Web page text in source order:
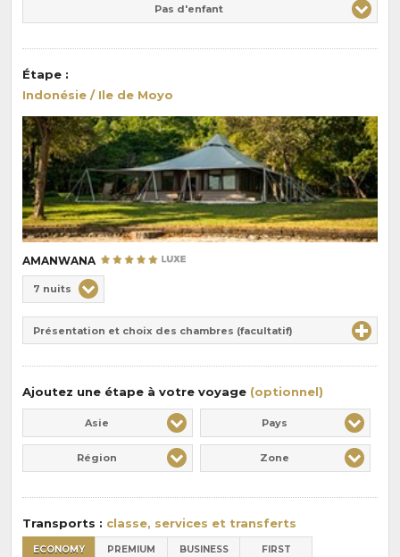
Pas d'enfant
Étape :
Indonésie / Ile de Moyo
AMANWANA
de
pension
:
Durée
7 nuits
Présentation et choix des chambres (facultatif)
Ajoutez une étape à votre voyage (optionnel)
Asie Pays
Région Zone
Transports : classe, services et transferts
ECONOMY PREMIUM BUSINESS FIRST